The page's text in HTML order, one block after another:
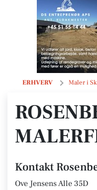
ERHVERV Maler i
Rosenberg
Kontakt
Ove Jensens Alle 35D